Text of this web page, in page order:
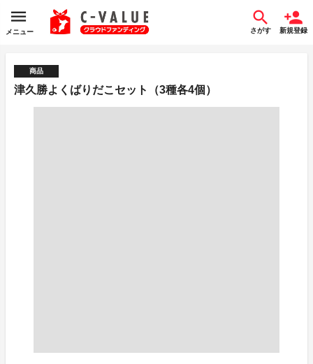
メニュー さがす 新規登録
商品
津久勝よくばりだこセット（3種各4個）